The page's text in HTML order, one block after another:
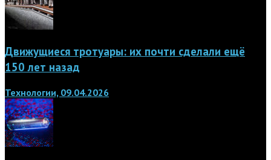
Движущиеся тротуары: их почти сделали ещё
150 лет назад
Технологии, 09.04.2026